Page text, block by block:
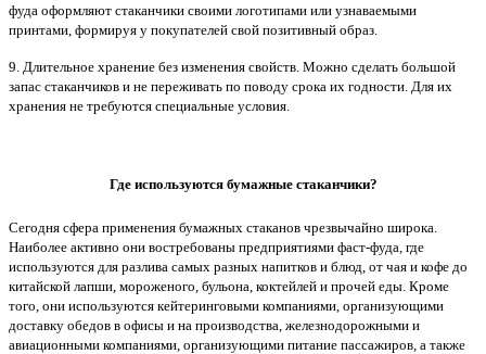
фуда оформляют стаканчики своими логотипами или узнаваемыми
принтами, формируя у покупателей свой позитивный образ.
9. Длительное хранение без изменения свойств. Можно сделать большой
запас стаканчиков и не переживать по поводу срока их годности. Для их
хранения не требуются специальные условия.
Где используются бумажные стаканчики?
Сегодня сфера применения бумажных стаканов чрезвычайно широка.
Наиболее активно они востребованы предприятиями фаст-фуда, где
используются для разлива самых разных напитков и блюд, от чая и кофе до
китайской лапши, мороженого, бульона, коктейлей и прочей еды. Кроме
того, они используются кейтеринговыми компаниями, организующими
доставку обедов в офисы и на производства, железнодорожными и
авиационными компаниями, организующими питание пассажиров, а также